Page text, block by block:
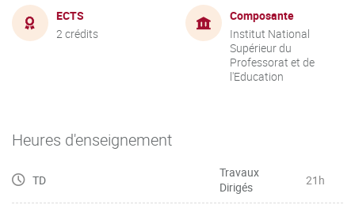
ECTS
2 crédits
Composante
Institut National
Supérieur du
Professorat et de
l'Education
Heures d'enseignement
TD
Travaux
Dirigés
21h